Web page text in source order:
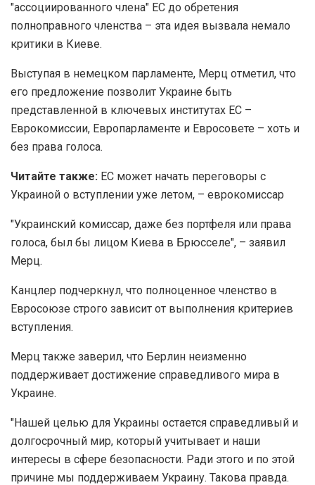
"ассоциированного члена" ЕС до обретения
полноправного членства – эта идея вызвала немало
критики в Киеве.
Выступая в немецком парламенте, Мерц отметил, что
его предложение позволит Украине быть
представленной в ключевых институтах ЕС –
Еврокомиссии, Европарламенте и Евросовете – хоть и
без права голоса.
Читайте также: ЕС может начать переговоры с
Украиной о вступлении уже летом, – еврокомиссар
"Украинский комиссар, даже без портфеля или права
голоса, был бы лицом Киева в Брюсселе", – заявил
Мерц.
Канцлер подчеркнул, что полноценное членство в
Евросоюзе строго зависит от выполнения критериев
вступления.
Мерц также заверил, что Берлин неизменно
поддерживает достижение справедливого мира в
Украине.
"Нашей целью для Украины остается справедливый и
долгосрочный мир, который учитывает и наши
интересы в сфере безопасности. Ради этого и по этой
причине мы поддерживаем Украину. Такова правда.